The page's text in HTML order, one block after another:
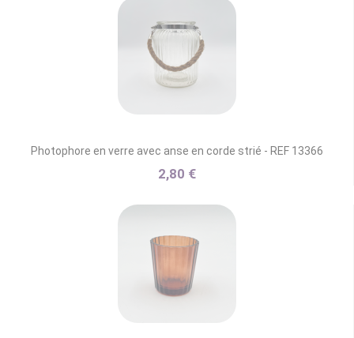
Photophore en verre avec anse en corde strié - REF 13366
2,80 €